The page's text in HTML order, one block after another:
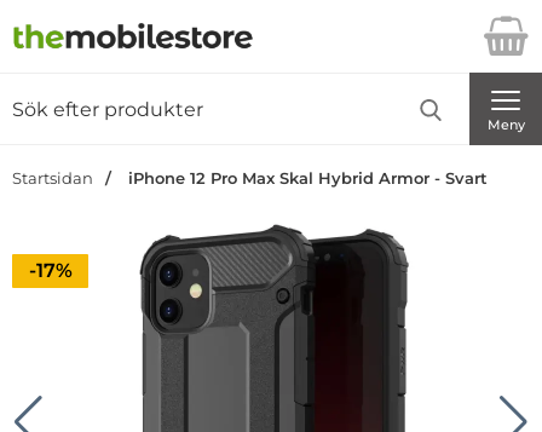
Startsidan för Danira Telecom AB
Meny
Startsidan iPhone 12 Pro Max Skal Hybrid Armor - Svart
Priset är nedsatt med
-17%